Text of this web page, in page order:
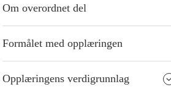
Om overordnet del
Formålet med opplæringen
Opplæringens verdigrunnlag